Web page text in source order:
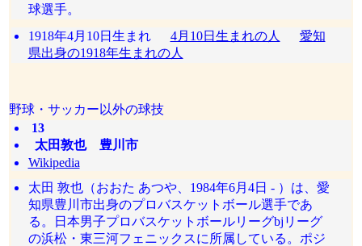
球選手。
1918年4月10日生まれ 4月10日生まれの人
愛知
県出身の1918年生まれの人
野球・サッカー以外の球技
13
太田敦也 豊川市
Wikipedia
太田 敦也（おおた あつや、1984年6月4日 - ）は、愛
知県豊川市出身のプロバスケットボール選手であ
る。日本男子プロバスケットボールリーグbjリーグ
の浜松・東三河フェニックスに所属している。ポジ